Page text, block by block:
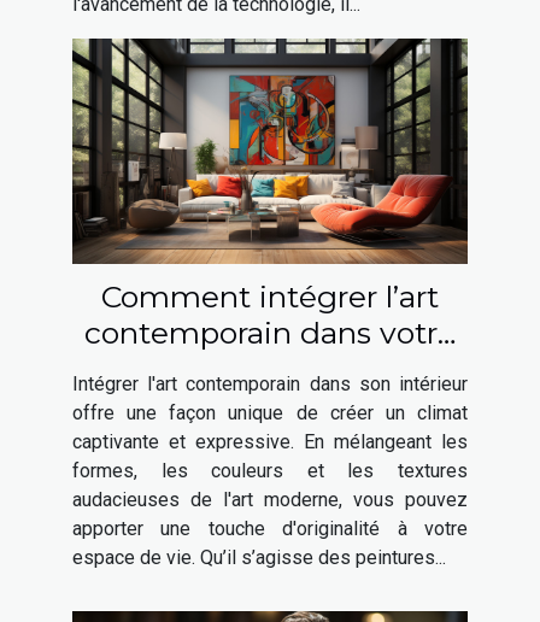
Comment intégrer l’art
contemporain dans votre
intérieur ?
Intégrer l'art contemporain dans son intérieur
offre une façon unique de créer un climat
captivante et expressive. En mélangeant les
formes, les couleurs et les textures
audacieuses de l'art moderne, vous pouvez
apporter une touche d'originalité à votre
espace de vie. Qu’il s’agisse des peintures...